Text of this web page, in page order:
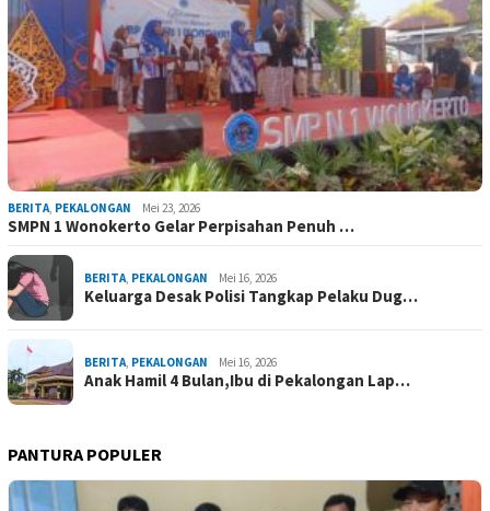
BERITA, PEKALONGAN Mei 23, 2026
SMPN 1 Wonokerto Gelar Perpisahan Penuh …
BERITA, PEKALONGAN Mei 16, 2026
Keluarga Desak Polisi Tangkap Pelaku Dug…
BERITA, PEKALONGAN Mei 16, 2026
Anak Hamil 4 Bulan,Ibu di Pekalongan Lap…
PANTURA POPULER